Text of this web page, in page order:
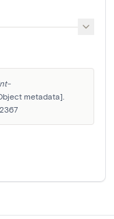
metadata].